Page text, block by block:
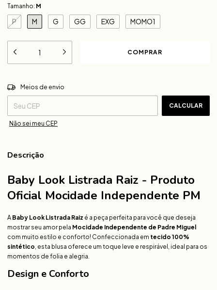
Tamanho: M
P M G GG EXG MOMO1
Entregas para o CEP:
Meios de envio
CALCULAR
Não sei meu CEP
Descrição
Baby Look Listrada Raiz - Produto
Oficial Mocidade Independente PM
A Baby Look Listrada Raiz é a peça perfeita para você que deseja
mostrar seu amor pela Mocidade Independente de Padre Miguel
com muito estilo e conforto! Confeccionada em tecido 100%
sintético , esta blusa oferece um toque leve e respirável, ideal para os
momentos de folia e alegria.
Design e Conforto